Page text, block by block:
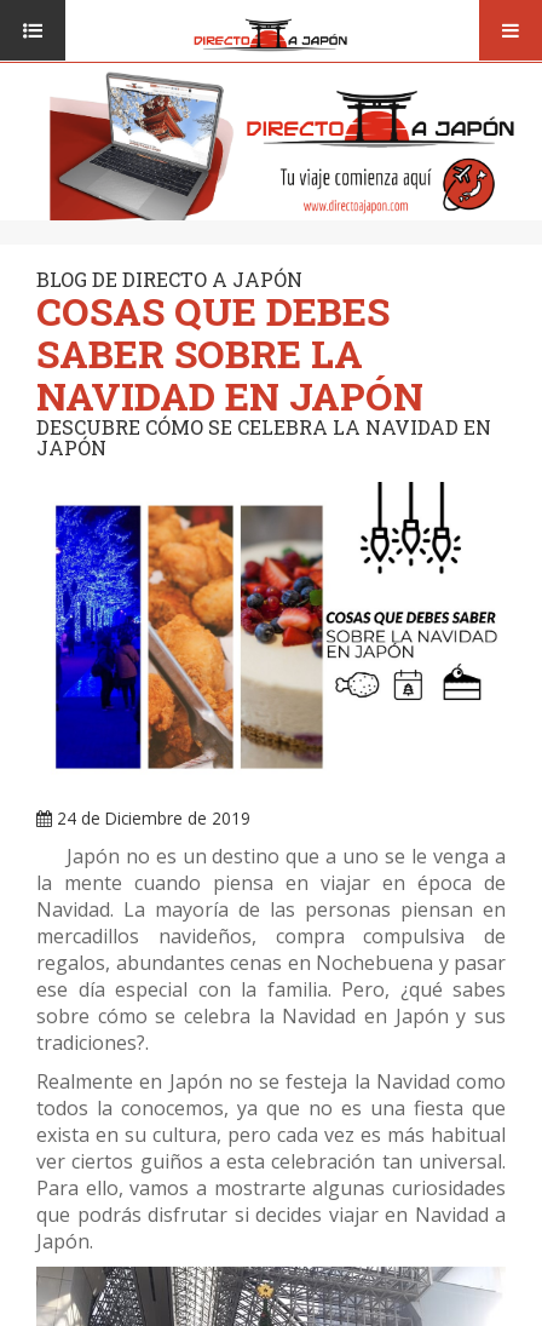
CONSEJOS
DESTINOS
RESTAURANTES
ISI JAPANESE LANGUAGE SCHOOL
BLOG DE DIRECTO A JAPÓN
COSAS QUE DEBES
SABER SOBRE LA
NAVIDAD EN JAPÓN
DESCUBRE CÓMO SE CELEBRA LA NAVIDAD EN
JAPÓN
24 de Diciembre de 2019
Japón no es un destino que a uno se le venga a
la mente cuando piensa en viajar en época de
Navidad. La mayoría de las personas piensan en
mercadillos navideños, compra compulsiva de
regalos, abundantes cenas en Nochebuena y pasar
ese día especial con la familia. Pero, ¿qué sabes
sobre cómo se celebra la Navidad en Japón y sus
tradiciones?.
Realmente en Japón no se festeja la Navidad como
todos la conocemos, ya que no es una fiesta que
exista en su cultura, pero cada vez es más habitual
ver ciertos guiños a esta celebración tan universal.
Para ello, vamos a mostrarte algunas curiosidades
que podrás disfrutar si decides viajar en Navidad a
Japón.
VIAJAR A JAPÓN
VUELOS
TRANSPORTE
DESTINOS
RUTAS / MAPAS
CULTURA
RESTAURANTES
SEGUROS
ARRAY